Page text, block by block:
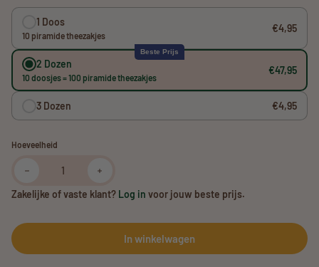
1 Doos
10 piramide theezakjes
€4,95
2 Dozen
10 doosjes = 100 piramide theezakjes
€47,95
Beste Prijs
3 Dozen €4,95
Hoeveelheid
Verminder hoeveelheid voor Thurson Tea Premium Gember Thee
Zakelijke of vaste klant? Log in voor jouw beste prijs.
In winkelwagen